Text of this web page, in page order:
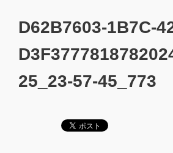
D62B7603-1B7C-
25_23-57-45_773